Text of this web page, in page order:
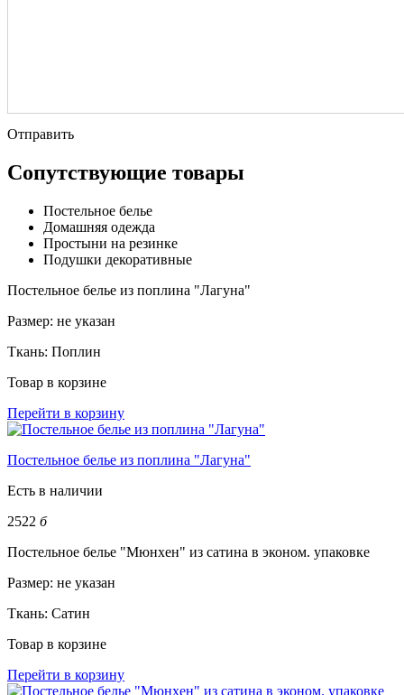
Отправить
Сопутствующие товары
Постельное белье
Домашняя одежда
Простыни на резинке
Подушки декоративные
Постельное белье из поплина "Лагуна"
Размер: не указан
Ткань: Поплин
Товар в корзине
Перейти в корзину
Постельное белье из поплина "Лагуна"
Есть в наличии
2522 б
Постельное белье "Мюнхен" из сатина в эконом. упаковке
Размер: не указан
Ткань: Сатин
Товар в корзине
Перейти в корзину